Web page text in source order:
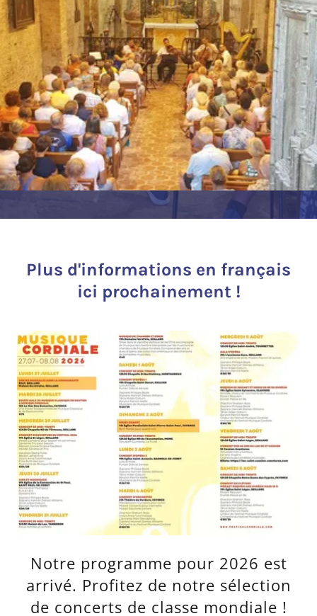
Plus d'informations en français
ici prochainement !
Notre programme pour 2026 est
arrivé. Profitez de notre sélection
de concerts de classe mondiale !